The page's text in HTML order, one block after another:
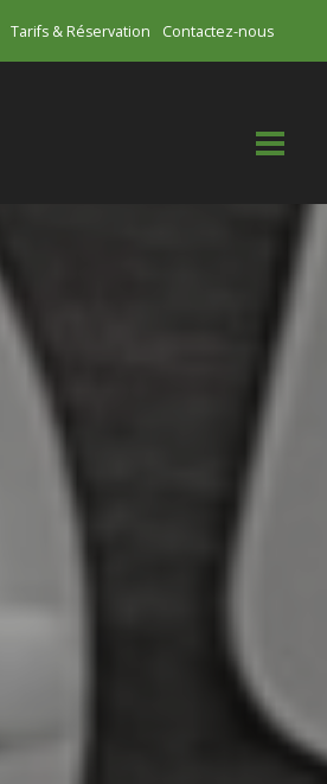
Tarifs & Réservation Contactez-nous